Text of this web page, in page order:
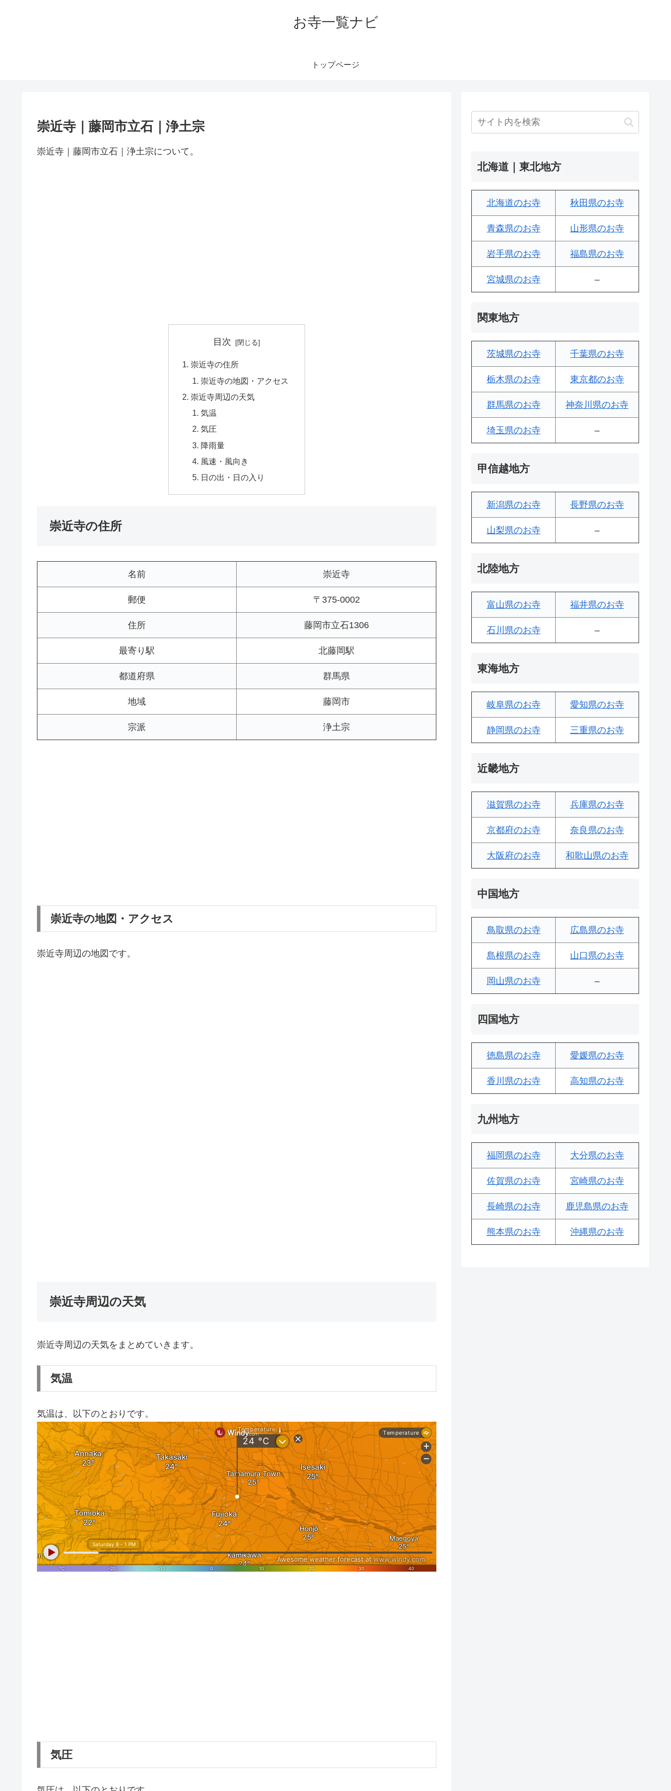
お寺一覧ナビ
トップページ
崇近寺｜藤岡市立石｜浄土宗
崇近寺｜藤岡市立石｜浄土宗について。
目次
崇近寺の住所
崇近寺の地図・アクセス
崇近寺周辺の天気
気温
気圧
降雨量
風速・風向き
日の出・日の入り
崇近寺の住所
名前 崇近寺
郵便 〒375-0002
住所 藤岡市立石1306
最寄り駅 北藤岡駅
都道府県 群馬県
地域 藤岡市
宗派 浄土宗
崇近寺の地図・アクセス
崇近寺周辺の地図です。
崇近寺周辺の天気
崇近寺周辺の天気をまとめていきます。
気温
気温は、以下のとおりです。
気圧
北海道｜東北地方
北海道のお寺 秋田県のお寺
青森県のお寺 山形県のお寺
岩手県のお寺 福島県のお寺
宮城県のお寺 –
関東地方
茨城県のお寺 千葉県のお寺
栃木県のお寺 東京都のお寺
群馬県のお寺 神奈川県のお寺
埼玉県のお寺 –
甲信越地方
新潟県のお寺 長野県のお寺
山梨県のお寺 –
北陸地方
富山県のお寺 福井県のお寺
石川県のお寺 –
東海地方
岐阜県のお寺 愛知県のお寺
静岡県のお寺 三重県のお寺
近畿地方
滋賀県のお寺 兵庫県のお寺
京都府のお寺 奈良県のお寺
大阪府のお寺 和歌山県のお寺
中国地方
鳥取県のお寺 広島県のお寺
島根県のお寺 山口県のお寺
岡山県のお寺 –
四国地方
徳島県のお寺 愛媛県のお寺
香川県のお寺 高知県のお寺
九州地方
福岡県のお寺 大分県のお寺
佐賀県のお寺 宮崎県のお寺
長崎県のお寺 鹿児島県のお寺
熊本県のお寺 沖縄県のお寺